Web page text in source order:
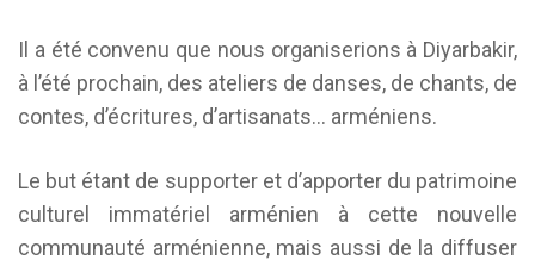
Il a été convenu que nous organiserions à Diyarbakir,
à l’été prochain, des ateliers de danses, de chants, de
contes, d’écritures, d’artisanats… arméniens.
Le but étant de supporter et d’apporter du patrimoine
culturel immatériel arménien à cette nouvelle
communauté arménienne, mais aussi de la diffuser